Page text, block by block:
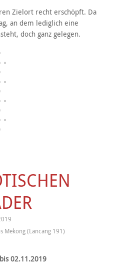
Zielort recht erschöpft. Da
an dem lediglich eine
doch ganz gelegen.
Mekong (Lancang 191)
02.11.2019